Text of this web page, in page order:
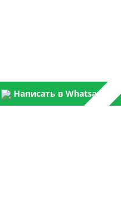
Написать в Whatsapp